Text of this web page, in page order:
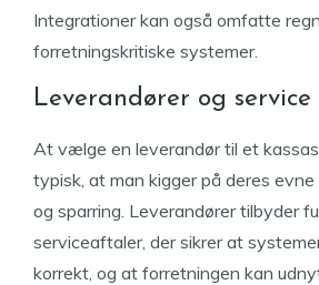
Integrationer kan også omfatte
forretningskritiske systemer.
Leverandører og service
At vælge en leverandør til et
typisk, at man kigger på deres
og sparring. Leverandører tilbyder
serviceaftaler, der sikrer at
korrekt, og at forretningen kan